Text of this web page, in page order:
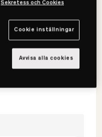
Sekretess och Cookies
Cookie inställningar
Avvisa alla cookies